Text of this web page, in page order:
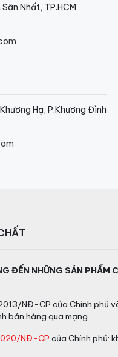
Nhất, TP.HCM
Hạ, P.Khương Đình
ĐẾN NHỮNG SẢN PHẨM
NĐ-CP của Chính phủ
bán hàng qua mạng.
NĐ-CP của Chính phủ: